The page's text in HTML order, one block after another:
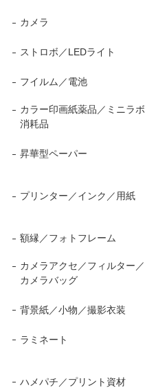
カメラ
ストロボ／LEDライト
フイルム／電池
カラー印画紙薬品／ミニラボ
消耗品
昇華型ペーパー
プリンター／インク／用紙
額縁／フォトフレーム
カメラアクセ／フィルター／
カメラバッグ
背景紙／小物／撮影衣装
ラミネート
ハメパチ／プリント資材